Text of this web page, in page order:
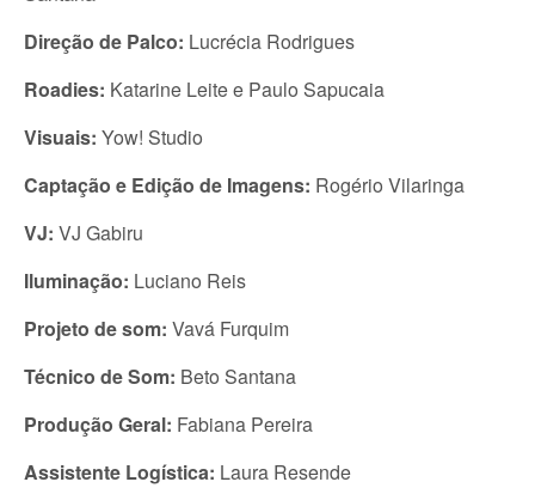
Direção de Palco: Lucrécia Rodrigues
Roadies: Katarine Leite e Paulo Sapucaia
Visuais: Yow! Studio
Captação e Edição de Imagens: Rogério Vilaringa
VJ: VJ Gabiru
Iluminação: Luciano Reis
Projeto de som: Vavá Furquim
Técnico de Som: Beto Santana
Produção Geral: Fabiana Pereira
Assistente Logística: Laura Resende